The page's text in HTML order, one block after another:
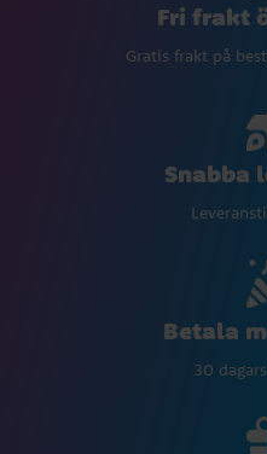
Fri frakt
Gratis frakt på
Snabba
Betala
30